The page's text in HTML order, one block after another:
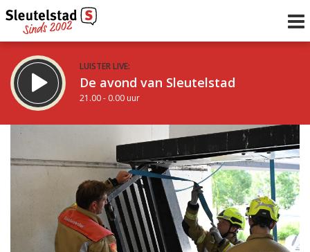
LUISTER LIVE:
De avond van Sleutelstad
21.00 - 0.00 uur
STRAKS:
De nacht van Sleutelstad
0.00 - 6.00 uur
Vorig uur
uur 1 van 0 Volgend uur